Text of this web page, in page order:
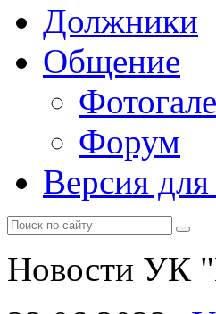
Должники
Общение
Форум
Версия
Новости УК